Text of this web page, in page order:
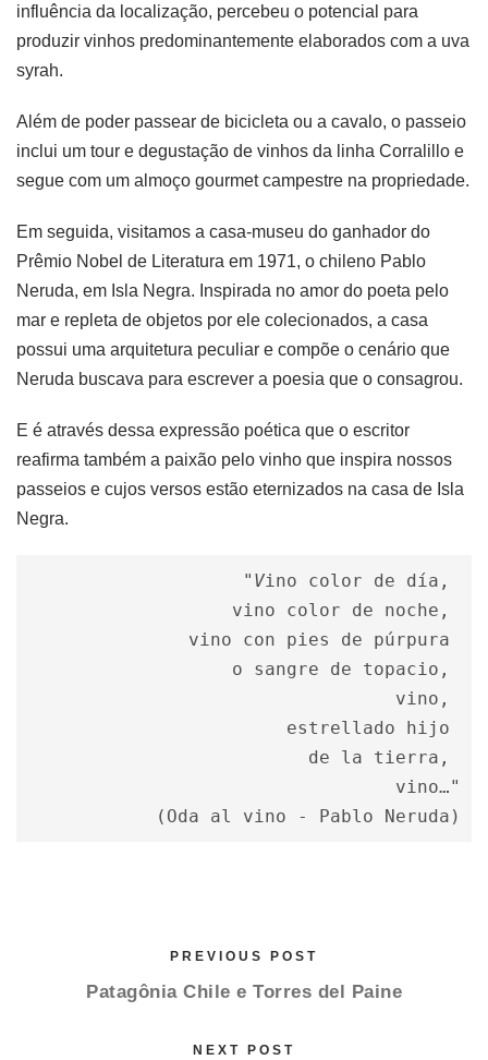
influência da localização, percebeu o potencial para
produzir vinhos predominantemente elaborados com a uva
syrah.
Além de poder passear de bicicleta ou a cavalo, o passeio
inclui um tour e degustação de vinhos da linha Corralillo e
segue com um almoço gourmet campestre na propriedade.
Em seguida, visitamos a casa-museu do ganhador do
Prêmio Nobel de Literatura em 1971, o chileno Pablo
Neruda, em Isla Negra. Inspirada no amor do poeta pelo
mar e repleta de objetos por ele colecionados, a casa
possui uma arquitetura peculiar e compõe o cenário que
Neruda buscava para escrever a poesia que o consagrou.
E é através dessa expressão poética que o escritor
reafirma também a paixão pelo vinho que inspira nossos
passeios e cujos versos estão eternizados na casa de Isla
Negra.
"Vino color de día,
vino color de noche,
vino con pies de púrpura
o sangre de topacio,
vino,
estrellado hijo
de la tierra,
vino…"
PREVIOUS POST
Patagônia Chile e Torres del Paine
NEXT POST